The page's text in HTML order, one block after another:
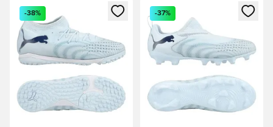
Megnyit egy modált a bejelentkezéshez vagy a tagként
-38%
Megnyit egy modált a
-37%